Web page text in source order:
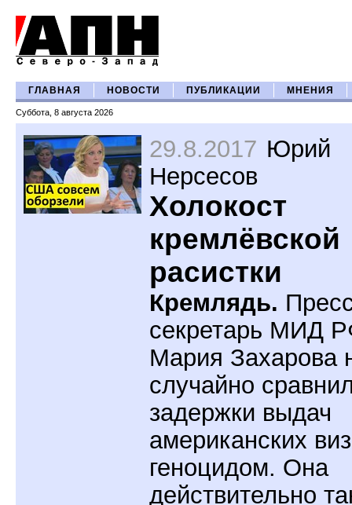
ГЛАВНАЯ НОВОСТИ ПУБЛИКАЦИИ МНЕНИЯ
Суббота, 8 августа 2026
29.8.2017 Юрий
Нерсесов
Холокост
кремлёвской
расистки
Кремлядь.
секретарь МИД
Мария Захарова
случайно
задержки выдач
американских
геноцидом. Она
действительно